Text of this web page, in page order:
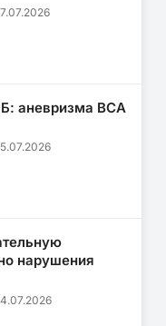
аневризма ВСА
нарушения